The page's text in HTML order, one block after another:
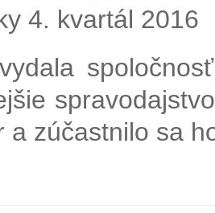
4. kvartál 2016
a zúčastnilo sa